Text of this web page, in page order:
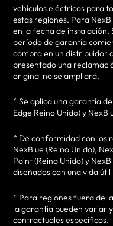
vehículos eléctricos para
estas regiones. Para
en la fecha de instalación.
período de garantía
compra en un distribuidor
presentado una
original no se ampliará.
* Se aplica una garantía
Edge Reino Unido) y
* De conformidad con los
NexBlue (Reino Unido),
Point (Reino Unido) y
diseñados con una vida
* Para regiones fuera de
la garantía pueden variar
contractuales específicos.